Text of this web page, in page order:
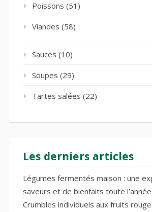
Poissons (51)
Viandes (58)
Sauces (10)
Soupes (29)
Tartes salées (22)
Les derniers articles
Légumes fermentés maison : une
saveurs et de bienfaits toute l’année
Crumbles individuels aux fruits